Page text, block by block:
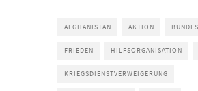
AFGHANISTAN AKTION
FRIEDEN HILFSORGANISATION
KRIEGSDIENSTVERWEIGERUNG